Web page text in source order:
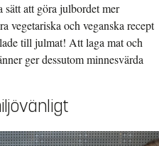
sätt att göra julbordet mer
vegetariska och veganska recept
till julmat! Att laga mat och
ger dessutom minnesvärda